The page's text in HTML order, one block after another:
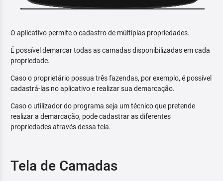
O aplicativo permite o cadastro de múltiplas propriedades.
É possível demarcar todas as camadas disponibilizadas em cada
propriedade.
Caso o proprietário possua três fazendas, por exemplo, é possível
cadastrá-las no aplicativo e realizar sua demarcação.
Caso o utilizador do programa seja um técnico que pretende
realizar a demarcação, pode cadastrar as diferentes
propriedades através dessa tela.
Tela de Camadas